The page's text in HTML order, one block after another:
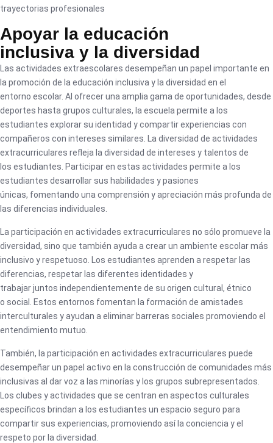
trayectorias profesionales
Apoyar la educación
inclusiva y la diversidad
Las actividades extraescolares desempeñan un papel importante en
la promoción de la educación inclusiva y la diversidad en el
entorno escolar. Al ofrecer una amplia gama de oportunidades, desde
deportes hasta grupos culturales, la escuela permite a los
estudiantes explorar su identidad y compartir experiencias con
compañeros con intereses similares. La diversidad de actividades
extracurriculares refleja la diversidad de intereses y talentos de
los estudiantes. Participar en estas actividades permite a los
estudiantes desarrollar sus habilidades y pasiones
únicas, fomentando una comprensión y apreciación más profunda de
las diferencias individuales.
La participación en actividades extracurriculares no sólo promueve la
diversidad, sino que también ayuda a crear un ambiente escolar más
inclusivo y respetuoso. Los estudiantes aprenden a respetar las
diferencias, respetar las diferentes identidades y
trabajar juntos independientemente de su origen cultural, étnico
o social. Estos entornos fomentan la formación de amistades
interculturales y ayudan a eliminar barreras sociales promoviendo el
entendimiento mutuo.
También, la participación en actividades extracurriculares puede
desempeñar un papel activo en la construcción de comunidades más
inclusivas al dar voz a las minorías y los grupos subrepresentados.
Los clubes y actividades que se centran en aspectos culturales
específicos brindan a los estudiantes un espacio seguro para
compartir sus experiencias, promoviendo así la conciencia y el
respeto por la diversidad.